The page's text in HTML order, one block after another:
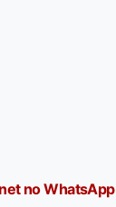
no WhatsApp